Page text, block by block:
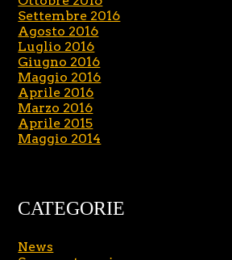
Settembre 2016
Agosto 2016
Luglio 2016
Giugno 2016
Maggio 2016
Aprile 2016
Marzo 2016
Aprile 2015
Maggio 2014
CATEGORIE
News